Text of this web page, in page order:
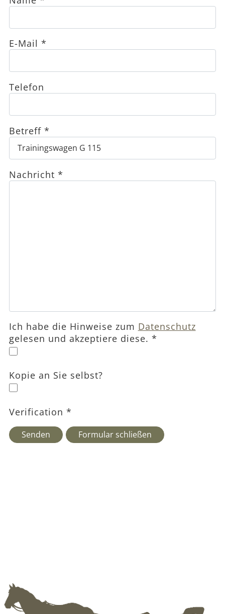
E-Mail *
Telefon
Betreff*
Nachricht *
Ich habe die Hinweise zum Datenschutz
gelesen und akzeptiere diese. *
Kopie an Sie selbst?
Verification *
Senden Formular schließen